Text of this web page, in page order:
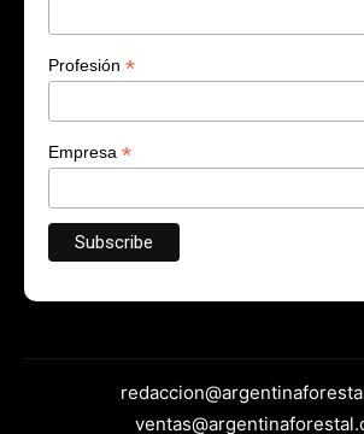
Profesión *
Empresa *